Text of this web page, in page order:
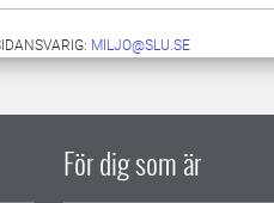
MILJO@SLU.SE
För dig som är